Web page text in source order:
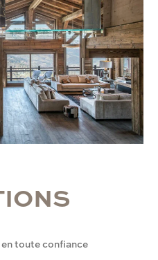
IONS
toute confiance